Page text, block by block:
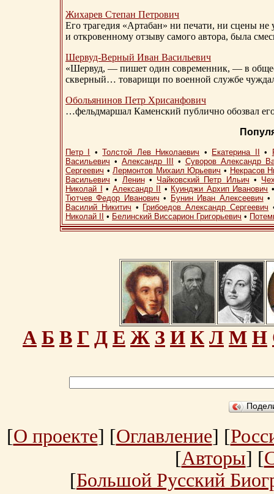
Жихарев Степан Петрович
Его трагедия «Артабан» ни печати, ни сцены
и откровенному отзыву самого автора, была
Шервуд-Верный Иван Васильевич
«Шервуд, — пишет один современник, — в
скверный… товарищи по военной службе
Обольянинов Петр Хрисанфович
…фельдмаршал Каменский публично обозвал
Петр I •Толстой Лев Николаевич • Екатерина II •
Васильевич • Александр III • Суворов Александр
Сергеевич •Лермонтов Михаил Юрьевич • Некрасов
Васильевич • Ленин• Чайковский Петр Ильич •
Николай I
• Александр II • Куинджи Архип Иванович
Тютчев Федор Иванович • Бунин Иван Алексеевич •
Василий Никитич • Грибоедов Александр Сергеевич
Николай II
• Белинский Виссарион Григорьевич •
А Б В Г Д Е Ж З И К Л М Н
[О проекте] [Оглавление] [
[Авторы] [
[Большой Русский